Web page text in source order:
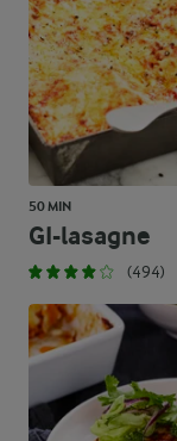
50 MIN
GI-lasagne
(494)